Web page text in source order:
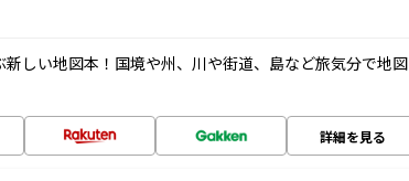
しい地図本！国境や州、川や街道、島など旅気分で地図
詳細を見る